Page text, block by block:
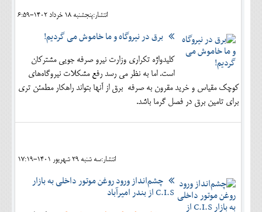
انتشار:پنجشنبه 18 خرداد 1402-6:59
برق در نیروگاه و ما خاموش می گردیم!
کلیدواژه تکراری وزارت نیرو صرفه جویی مشترکان
است. اما به نظر می رسد رفع مشکلات نیروگاه‌های
کوچک مقیاس و خرید مقرون به صرفه برق از آنها بتواند راهکار مطمئن تری
برای تامین برق در فصل گرما باشد.
انتشار:سه شنبه 29 شهريور 1401-17:19
چشم‌انداز ورود روغن موتور داخلی به بازار
C.I.S از بندر امیرآباد